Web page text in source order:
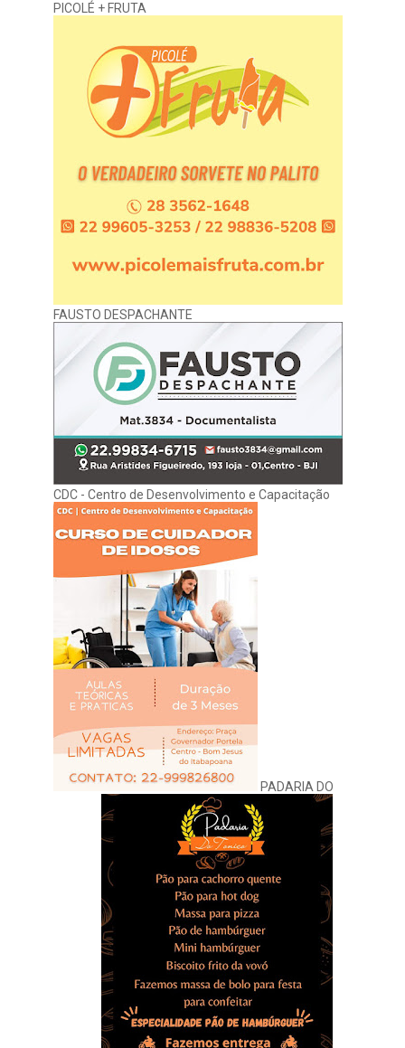
PICOLÉ + FRUTA
FAUSTO DESPACHANTE
CDC - Centro de Desenvolvimento e Capacitação
PADARIA DO